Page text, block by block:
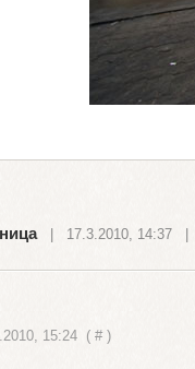
| 17.3.2010, 14:37 |
15:24 ( # )